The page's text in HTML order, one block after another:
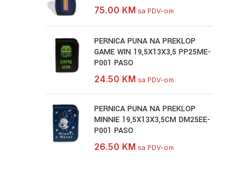
75.00 KM sa PDV-om
PERNICA PUNA NA PREKLOP
GAME WIN 19,5X13X3,5 PP25ME-
P001 PASO
24.50 KM sa PDV-om
PERNICA PUNA NA PREKLOP
MINNIE 19,5X13X3,5CM DM25EE-
P001 PASO
26.50 KM sa PDV-om